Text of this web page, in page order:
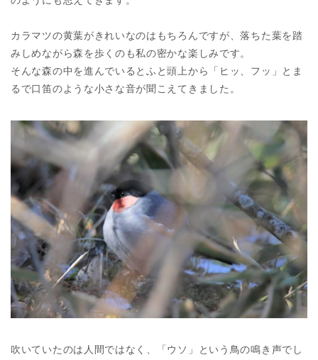
カラマツの黄葉がきれいなのはもちろんですが、落ちた葉を踏
みしめながら森を歩くのも私の密かな楽しみです。
そんな森の中を進んでいるとふと頭上から「ヒッ、フッ」とま
るで口笛のような小さな音が聞こえてきました。
吹いていたのは人間ではなく、「ウソ」という鳥の鳴き声でし